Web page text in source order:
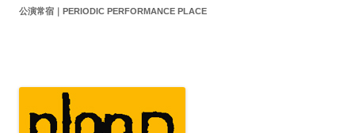
公演常宿｜PERIODIC PERFORMANCE PLACE